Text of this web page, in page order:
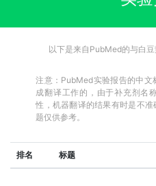
以下是来自PubMed的与白
注意：PubMed实验报告的中
成翻译工作的，由于补充剂名
性，机器翻译的结果有时是不
题仅供参考。
排名 标题